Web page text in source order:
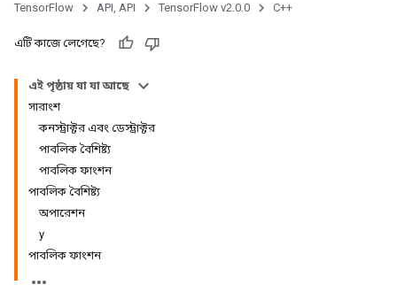
TensorFlow API, API TensorFlow v2.0.0 C++
এটি কাজে লেগেছে?
এই পৃষ্ঠায় যা যা আছে
সারাংশ
কনস্ট্রাক্টর এবং ডেস্ট্রাক্টর
পাবলিক বৈশিষ্ট্য
পাবলিক ফাংশন
পাবলিক বৈশিষ্ট্য
অপারেশন
y
পাবলিক ফাংশন